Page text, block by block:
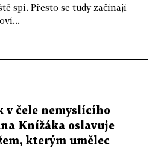
spí. Přesto se tudy začínají
v čele nemyslícího
Knížáka oslavuje
kterým umělec